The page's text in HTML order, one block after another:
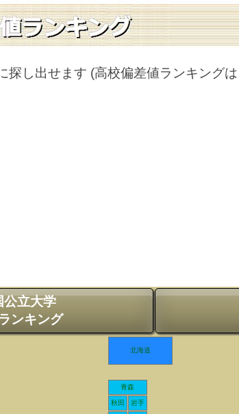
探し出せます (高校偏差値ランキングは
公立大学
ンキング
北海道
青森
秋田 岩手